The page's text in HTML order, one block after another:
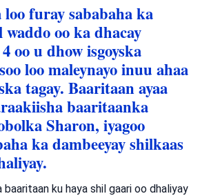
furay sababaha ka
waddo oo ka dhacay
oo u dhow isgoyska
loo maleynayo inuu ahaa
tagay. Baaritaan ayaa
baaritaanka
Sharon, iyagoo
ka dambeeyay shilkaas
baaritaan ku haya shil gaari oo dhaliyay